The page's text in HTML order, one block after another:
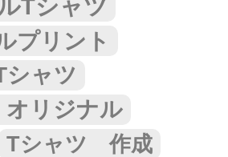
Tシャツ
プリント
シャツ
リジナル
Tシャツ 作成